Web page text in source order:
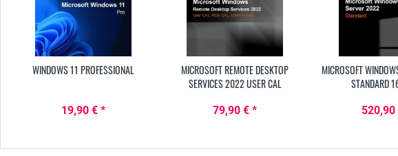
WINDOWS 11 PROFESSIONAL
19,90 € *
MICROSOFT REMOTE DESKTOP
SERVICES 2022 USER CAL
79,90 € *
MICROSOFT
STANDARD
520,90